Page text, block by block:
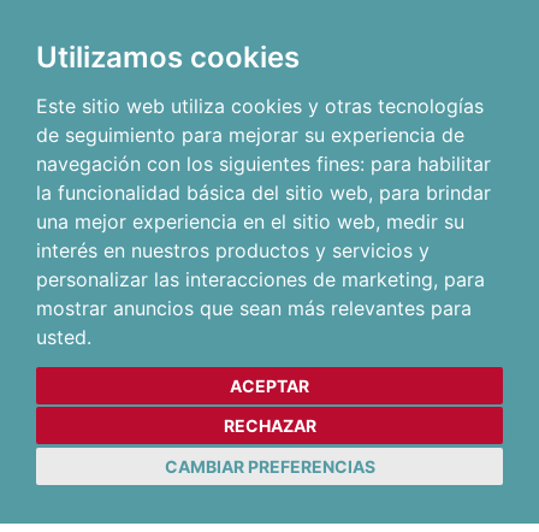
Utilizamos cookies
Este sitio web utiliza cookies y otras tecnologías
de seguimiento para mejorar su experiencia de
navegación con los siguientes fines: para habilitar
la funcionalidad básica del sitio web, para brindar
una mejor experiencia en el sitio web, medir su
interés en nuestros productos y servicios y
personalizar las interacciones de marketing, para
mostrar anuncios que sean más relevantes para
usted.
ACEPTAR
RECHAZAR
CAMBIAR PREFERENCIAS